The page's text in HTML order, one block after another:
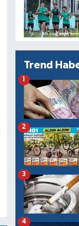
Trend
1
2
3
4